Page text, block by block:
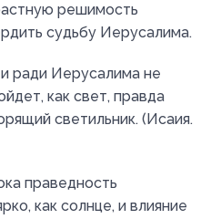
решимость
судьбу Иерусалима.
ради Иерусалима не
как свет, правда
светильник. (Исаия.
праведность
как солнце, и влияние